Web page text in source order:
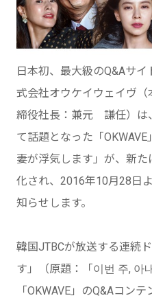
日本初、最大級のQ&Aサイ
式会社オウケイウェイヴ
締役社長：兼元 謙任）は
て話題となった「OKWAVE
妻が浮気します」が、新
化され、2016年10月28日
知らせします。
韓国JTBCが放送する連続
す」（原題：「이번 주, 아
「OKWAVE」のQ&Aコン